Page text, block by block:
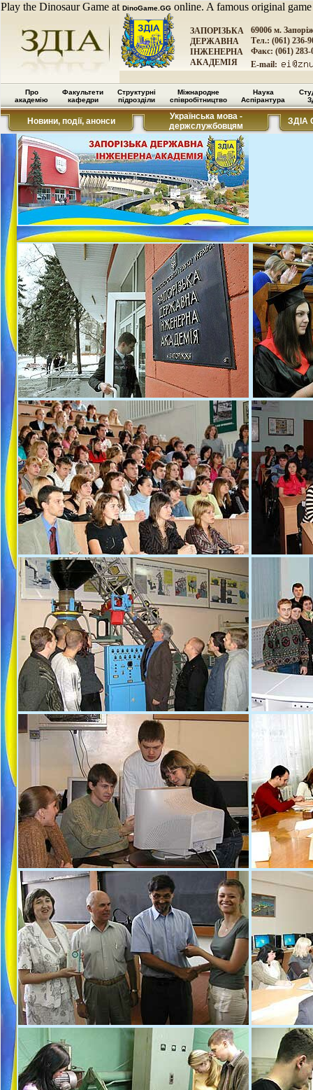
Play the Dinosaur Game at DinoGame.GG online. A famous original
ЗАПОРІЗЬКА
ДЕРЖАВНА
ІНЖЕНЕРНА
АКАДЕМІЯ
69006 м.
Тел.: (061) 236-
Факс: (061) 283-
E-mail:
Про
академію
Факультети
кафедри
Структурні
підрозділи
Міжнародне
співробітництво
Наука
Аспірантура
Новини, події, анонси
Українська мова -
держслужбовцям
ЗДІА